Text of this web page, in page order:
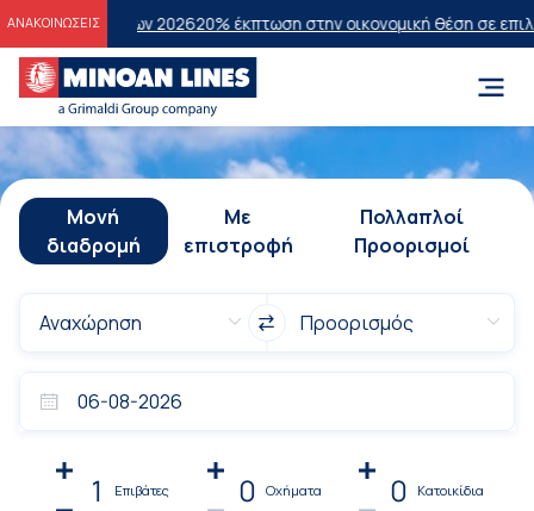
ΑΝΑΚΟΙΝΩΣΕΙΣ
202620% έκπτωση στην οικονομική θέση σε επιλεγμένα
Μονή
διαδρομή
Με
επιστροφή
Πολλαπλοί
Προορισμοί
1 Επιβάτες 0 Οχήματα 0 Κατοικίδια